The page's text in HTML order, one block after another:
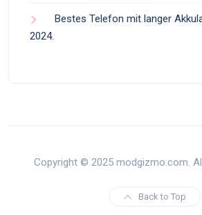
Bestes Telefon mit langer
2024.
Copyright © 2025 modgizmo.com.
Back to Top